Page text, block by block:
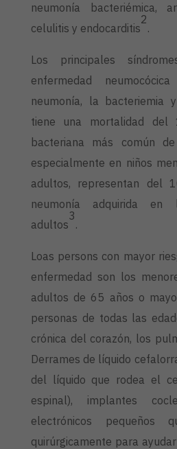
neumonía bacteriémica,
celulitis y endocarditis
2
.
Los principales
enfermedad
neumonía, la bacteriemia
tiene una mortalidad del
bacteriana más común
especialmente en niños
adultos, representan del
neumonía adquirida en
adultos
3
.
Loas persons con mayor
enfermedad son los
adultos de 65 años o
personas de todas las
crónica del corazón, los
Derrames de líquido
del líquido que rodea el
espinal), implantes
electrónicos pequeños
quirúrgicamente para